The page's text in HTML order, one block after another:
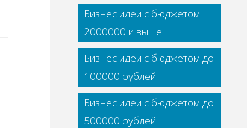
Бизнес идеи с бюджетом
2000000 и выше
Бизнес идеи с бюджетом до
100000 рублей
Бизнес идеи с бюджетом до
500000 рублей